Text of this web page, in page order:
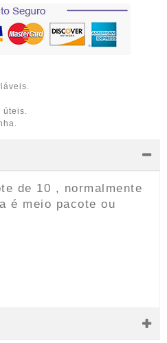
úteis.
de 10 , normalmente
é meio pacote ou